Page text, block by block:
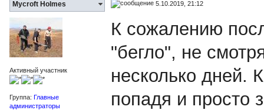
Mycroft Holmes 5.10.2019, 21:12
Активный участник
Группа: Главные
администраторы
К сожалению
"бегло", не
несколько дней.
попадя и просто